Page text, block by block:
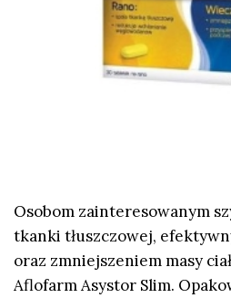
Osobom zainteresowanym
tkanki tłuszczowej,
oraz zmniejszeniem masy
Aflofarm Asystor Slim.